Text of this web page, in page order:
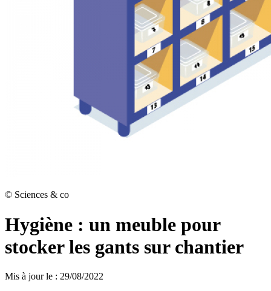
© Sciences & co
Hygiène : un meuble pour
stocker les gants sur chantier
Mis à jour le : 29/08/2022